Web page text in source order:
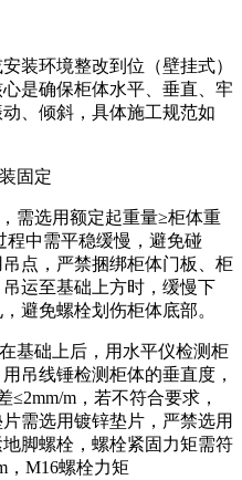
装环境整改到位（壁挂式）
是确保柜体水平、垂直、牢
、倾斜，具体施工规范如
固定
需选用额定起重量≥柜体重
程中需平稳缓慢，避免碰
点，严禁捆绑柜体门板、柜
运至基础上方时，缓慢下
避免螺栓划伤柜体底部。
基础上后，用水平仪检测柜
吊线锤检测柜体的垂直度，
≤2mm/m，若不符合要求，
需选用镀锌垫片，严禁选用
脚螺栓，螺栓紧固力矩需符
，M16螺栓力矩